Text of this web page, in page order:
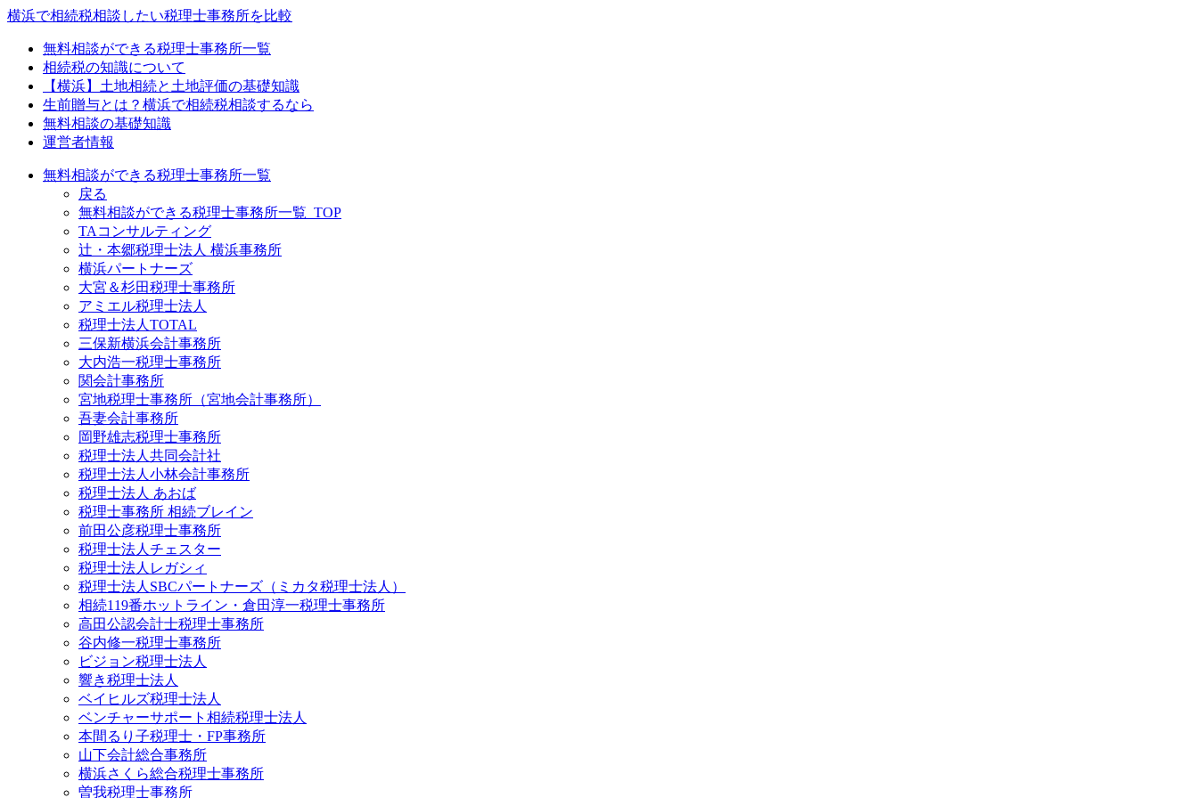
横浜で相続税相談したい税理士事務所を比較
無料相談ができる税理士事務所一覧
相続税の知識について
【横浜】土地相続と土地評価の基礎知識
生前贈与とは？横浜で相続税相談するなら
無料相談の基礎知識
運営者情報
無料相談ができる税理士事務所一覧
戻る
無料相談ができる税理士事務所一覧_TOP
TAコンサルティング
辻・本郷税理士法人 横浜事務所
横浜パートナーズ
大宮＆杉田税理士事務所
アミエル税理士法人
税理士法人TOTAL
三保新横浜会計事務所
大内浩一税理士事務所
関会計事務所
宮地税理士事務所（宮地会計事務所）
吾妻会計事務所
岡野雄志税理士事務所
税理士法人共同会計社
税理士法人小林会計事務所
税理士法人 あおば
税理士事務所 相続ブレイン
前田公彦税理士事務所
税理士法人チェスター
税理士法人レガシィ
税理士法人SBCパートナーズ（ミカタ税理士法人）
相続119番ホットライン・倉田淳一税理士事務所
高田公認会計士税理士事務所
谷内修一税理士事務所
ビジョン税理士法人
響き税理士法人
ベイヒルズ税理士法人
ベンチャーサポート相続税理士法人
本間るり子税理士・FP事務所
山下会計総合事務所
横浜さくら総合税理士事務所
曽我税理士事務所